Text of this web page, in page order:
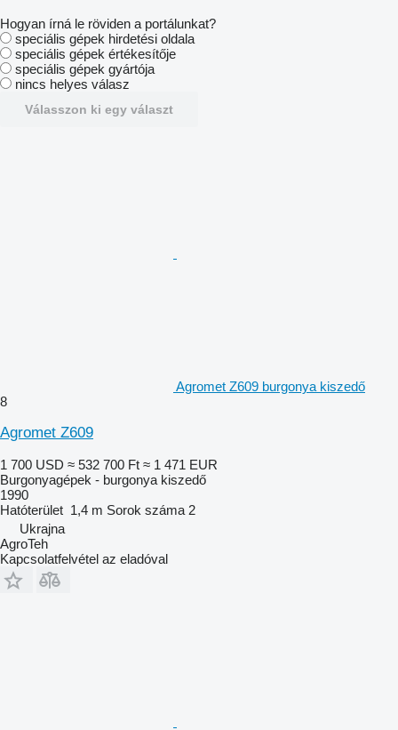
Hogyan írná le röviden a portálunkat?
speciális gépek hirdetési oldala
speciális gépek értékesítője
speciális gépek gyártója
nincs helyes válasz
Válasszon ki egy választ
Agromet Z609 burgonya kiszedő
8
Agromet Z609
1 700 USD ≈ 532 700 Ft ≈ 1 471 EUR
Burgonyagépek - burgonya kiszedő
1990
Hatóterület 1,4 m Sorok száma 2
Ukrajna
AgroTeh
Kapcsolatfelvétel az eladóval